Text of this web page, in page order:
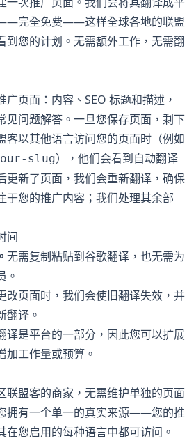
完全免费——这样全球各地的联盟
到您的计划。无需额外工作，无需翻
页面：内容、SEO 标题和描述，
见问题解答。一旦您保存页面，剩下
客以其他语言访问您的页面时（例如
slug），他们会看到自动翻译
更新了页面，我们会重新翻译，确保
于您的推广内容；我们处理其余部
间
无需复制粘贴到谷歌翻译，也无需为
。
改页面时，我们会使旧翻译失效，并
翻译。
译是平台的一部分，因此您可以扩展
加工作量或预算。
联盟客的商家，无需维护单独的页面
拥有一个单一的真实来源——您的推
您启用的每种语言中都可访问。